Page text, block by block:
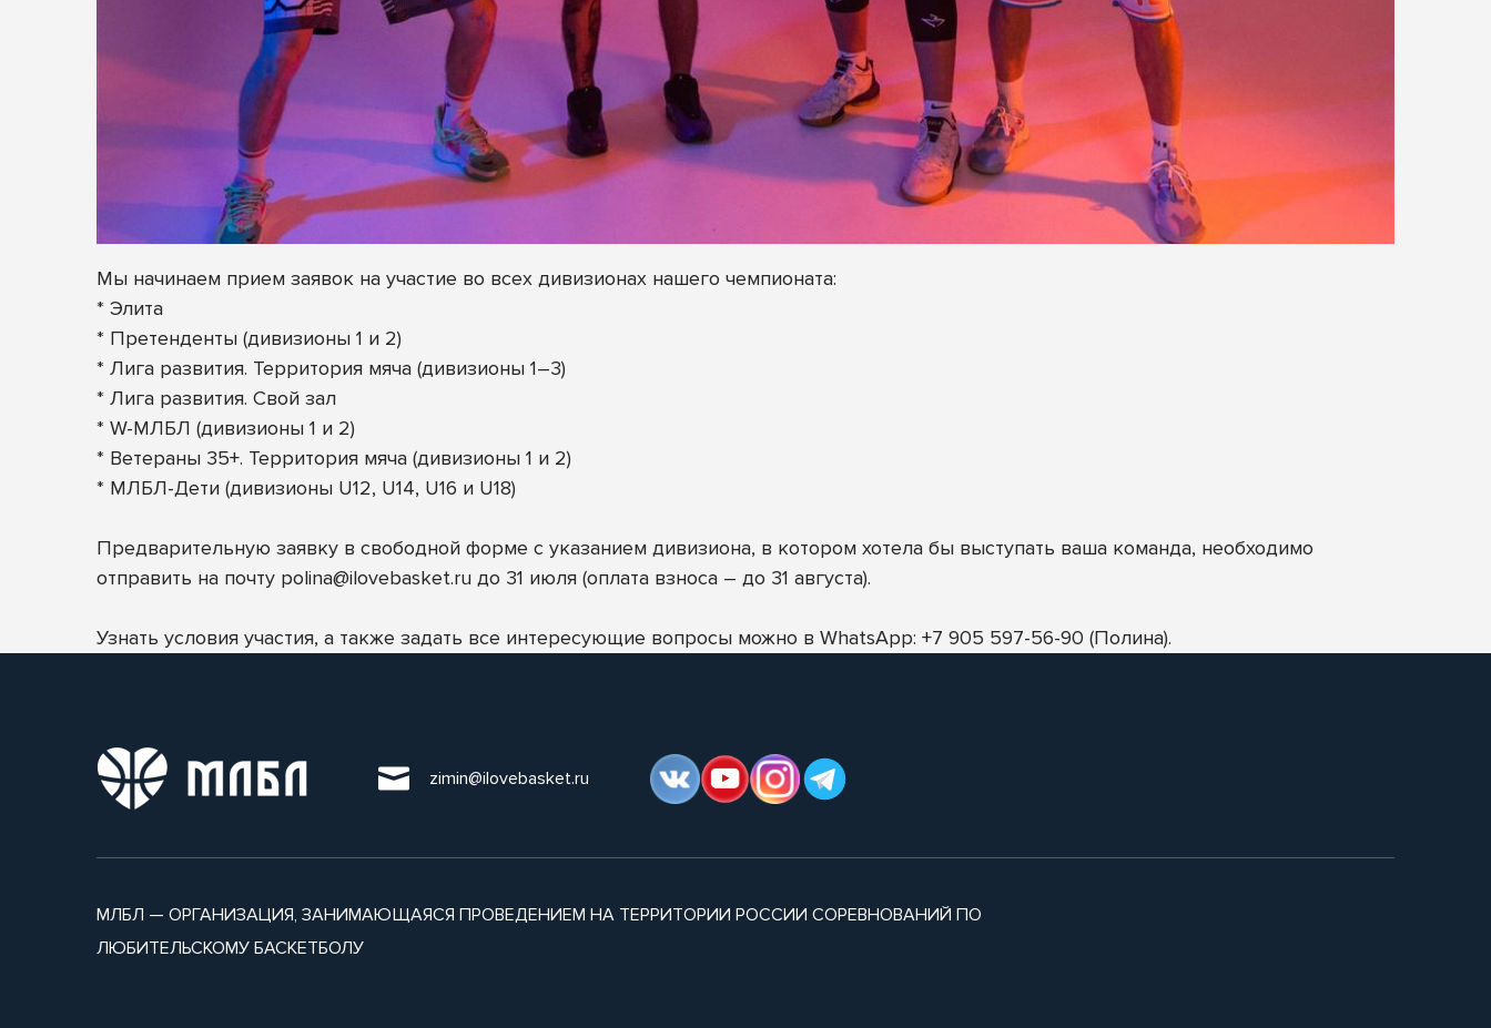
Мы начинаем прием заявок на участие во всех дивизионах нашего чемпионата:
* Элита
* Претенденты (дивизионы 1 и 2)
* Лига развития. Территория мяча (дивизионы 1–3)
* Лига развития. Свой зал
* W-МЛБЛ (дивизионы 1 и 2)
* Ветераны 35+. Территория мяча (дивизионы 1 и 2)
* МЛБЛ-Дети (дивизионы U12, U14, U16 и U18)
Предварительную заявку в свободной форме с указанием дивизиона, в котором хотела бы выступать ваша команда, необходимо
отправить на почту polina@ilovebasket.ru до 31 июля (оплата взноса – до 31 августа).
Узнать условия участия, а также задать все интересующие вопросы можно в WhatsApp: +7 905 597-56-90 (Полина).
zimin@ilovebasket.ru
МЛБЛ — ОРГАНИЗАЦИЯ, ЗАНИМАЮЩАЯСЯ ПРОВЕДЕНИЕМ НА ТЕРРИТОРИИ РОССИИ СОРЕВНОВАНИЙ ПО
ЛЮБИТЕЛЬСКОМУ БАСКЕТБОЛУ